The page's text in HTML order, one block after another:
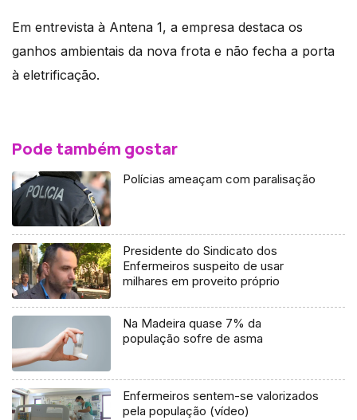
Em entrevista à Antena 1, a empresa destaca os
ganhos ambientais da nova frota e não fecha a porta
à eletrificação.
Pode também gostar
Polícias ameaçam com paralisação
Presidente do Sindicato dos
Enfermeiros suspeito de usar
milhares em proveito próprio
Na Madeira quase 7% da
população sofre de asma
Enfermeiros sentem-se valorizados
pela população (vídeo)